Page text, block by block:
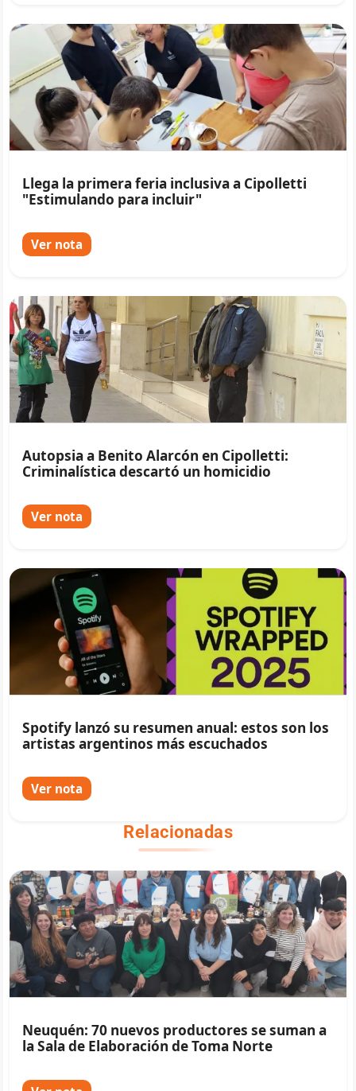
Llega la primera feria inclusiva a Cipolletti
"Estimulando para incluir"
Ver nota
Autopsia a Benito Alarcón en Cipolletti:
Criminalística descartó un homicidio
Ver nota
Spotify lanzó su resumen anual: estos son los
artistas argentinos más escuchados
Ver nota
Relacionadas
Neuquén: 70 nuevos productores se suman a
la Sala de Elaboración de Toma Norte